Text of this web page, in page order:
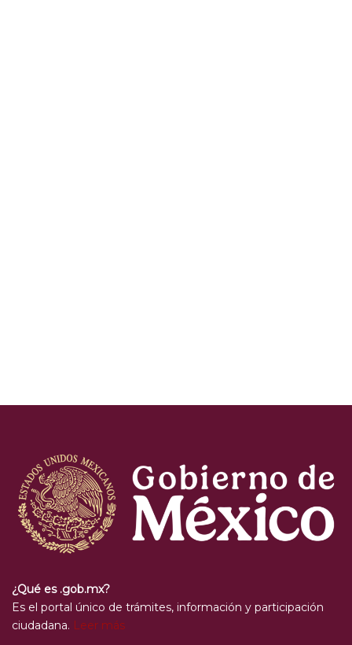
¿Qué es .gob.mx?
Es el portal único de trámites, información y participación
ciudadana. Leer más